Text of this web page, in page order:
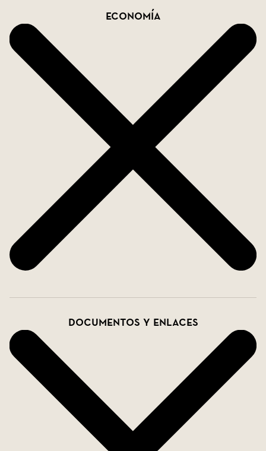
Economía
Documentos y enlaces